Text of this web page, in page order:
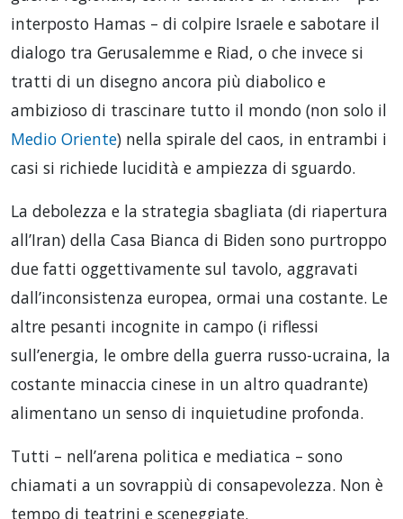
interposto Hamas – di colpire Israele e sabotare il
dialogo tra Gerusalemme e Riad, o che invece si
tratti di un disegno ancora più diabolico e
ambizioso di trascinare tutto il mondo (non solo il
Medio Oriente) nella spirale del caos, in entrambi i
casi si richiede lucidità e ampiezza di sguardo.
La debolezza e la strategia sbagliata (di riapertura
all’Iran) della Casa Bianca di Biden sono purtroppo
due fatti oggettivamente sul tavolo, aggravati
dall’inconsistenza europea, ormai una costante. Le
altre pesanti incognite in campo (i riflessi
sull’energia, le ombre della guerra russo-ucraina, la
costante minaccia cinese in un altro quadrante)
alimentano un senso di inquietudine profonda.
Tutti – nell’arena politica e mediatica – sono
chiamati a un sovrappiù di consapevolezza. Non è
tempo di teatrini e sceneggiate.